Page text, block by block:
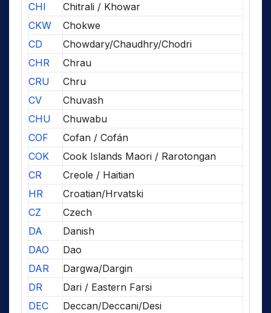
CHI
Chitrali / Khowar
CKW
Chokwe
CD
Chowdary/Chaudhry/Chodri
CHR
Chrau
CRU
Chru
CV
Chuvash
CHU
Chuwabu
COF
Cofan / Cofán
COK
Cook Islands Maori / Rarotongan
CR
Creole / Haitian
HR
Croatian/Hrvatski
CZ
Czech
DA
Danish
DAO
Dao
DAR
Dargwa/Dargin
DR
Dari / Eastern Farsi
DEC
Deccan/Deccani/Desi